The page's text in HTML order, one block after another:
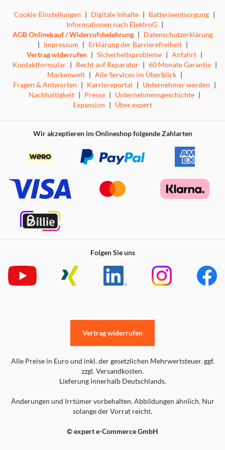
Cookie-Einstellungen | Digitale Inhalte | Batterieentsorgung |
Informationen nach ElektroG |
AGB Onlinekauf / Widerrufsbelehrung | Datenschutzerklärung
| Impressum | Erklärung der Barrierefreiheit |
Vertrag widerrufen | Sicherheitsprobleme | Anfahrt |
Kontaktformular | Recht auf Reparatur | 60 Monate Garantie |
Markenwelt | Alle Services im Überblick |
Fragen & Antworten | Karriereportal | Unternehmer werden |
Nachhaltigkeit | Presse | Unternehmensgeschichte |
Expansion | Über expert
Wir akzeptieren im Onlineshop folgende Zahlarten
Folgen Sie uns
Alle Preise in Euro und inkl. der gesetzlichen Mehrwertsteuer. ggf.
zzgl. Versandkosten.
Lieferung innerhalb Deutschlands.
Änderungen und Irrtümer vorbehalten. Abbildungen ähnlich. Nur
solange der Vorrat reicht.
© expert e-Commerce GmbH
Vertrag widerrufen